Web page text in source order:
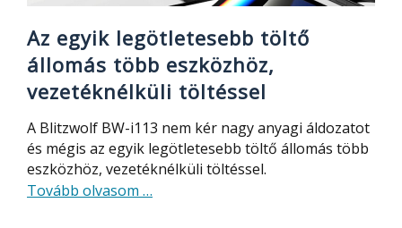
Az egyik legötletesebb töltő
állomás több eszközhöz,
vezetéknélküli töltéssel
A Blitzwolf BW-i113 nem kér nagy anyagi áldozatot
és mégis az egyik legötletesebb töltő állomás több
eszközhöz, vezetéknélküli töltéssel.
Tovább olvasom about
…